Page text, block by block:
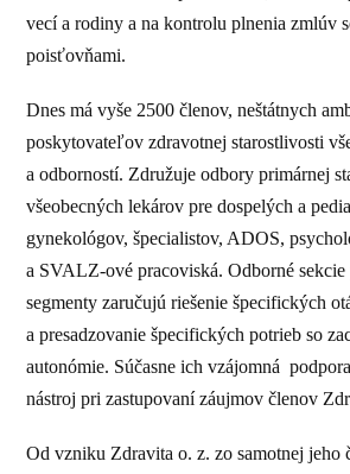
vecí a rodiny a na kontrolu plnenia zmlúv
poisťovňami.
Dnes má vyše 2500 členov, neštátnych
poskytovateľov zdravotnej starostlivosti
a odborností. Združuje odbory primárnej
všeobecných lekárov pre dospelých a
gynekológov, špecialistov, ADOS,
a SVALZ-ové pracoviská. Odborné
segmenty zaručujú riešenie špecifických
a presadzovanie špecifických potrieb so
autonómie. Súčasne ich vzájomná
nástroj pri zastupovaní záujmov členov
Od vzniku Zdravita o. z. zo samotnej jeho